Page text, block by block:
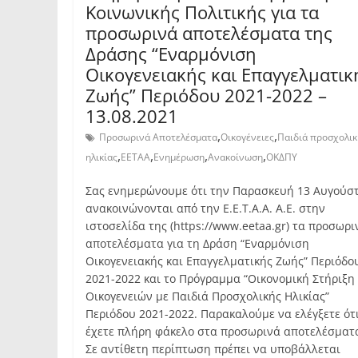
Κοινωνικής Πολιτικής για τα
προσωρινά αποτελέσματα της
Δράσης “Εναρμόνιση
Οικογενειακής και
Ζωής” Περιόδου 2021-2022 –
13.08.2021
Προσωρινά Αποτελέσματα,Οικογένειες,Παιδιά
ηλικίας,ΕΕΤΑΑ,Ενημέρωση,Ανακοίνωση,ΟΚΔΠΥ
Σας ενημερώνουμε ότι την Παρασκευή 13
ανακοινώνονται από την Ε.Ε.Τ.Α.Α. Α.Ε. στην
ιστοσελίδα της (https://www.eetaa.gr) τα
αποτελέσματα για τη Δράση “Εναρμόνιση
Οικογενειακής και Επαγγελματικής Ζωής”
2021-2022 και το Πρόγραμμα “Οικονομική Στήριξη
Οικογενειών με Παιδιά Προσχολικής Ηλικίας”
Περιόδου 2021-2022. Παρακαλούμε να ελέγξετε
έχετε πλήρη φάκελο στα προσωρινά
Σε αντίθετη περίπτωση πρέπει να υποβάλλεται